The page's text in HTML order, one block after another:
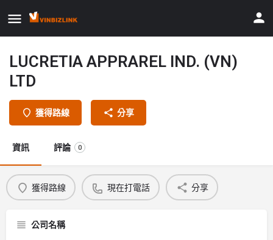
LUCRETIA APPRAREL IND. (VN)
LTD
獲得路線 分享
資訊 評論 0
獲得路線 現在打電話 分享
公司名稱